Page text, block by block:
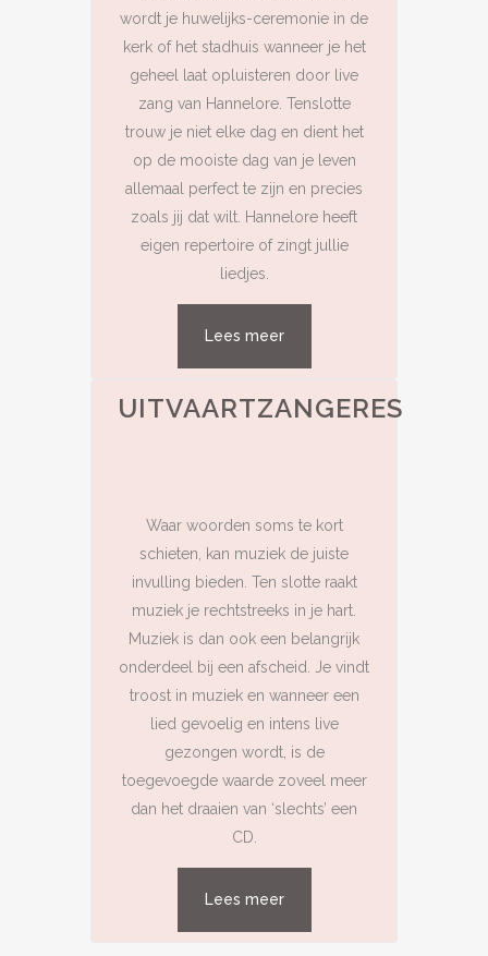
wordt je huwelijks-ceremonie in de
kerk of het stadhuis wanneer je het
geheel laat opluisteren door live
zang van Hannelore. Tenslotte
trouw je niet elke dag en dient het
op de mooiste dag van je leven
allemaal perfect te zijn en precies
zoals jij dat wilt. Hannelore heeft
eigen repertoire of zingt jullie
liedjes.
Lees meer
UITVAARTZANGERES
Waar woorden soms te kort
schieten, kan muziek de juiste
invulling bieden. Ten slotte raakt
muziek je rechtstreeks in je hart.
Muziek is dan ook een belangrijk
onderdeel bij een afscheid. Je vindt
troost in muziek en wanneer een
lied gevoelig en intens live
gezongen wordt, is de
toegevoegde waarde zoveel meer
dan het draaien van ‘slechts’ een
CD.
Lees meer